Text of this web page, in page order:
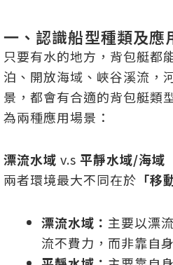
一、認識船型種類及應
只要有水的地方，背包艇都
泊、開放海域、峽谷溪流，
景，都會有合適的背包艇類
為兩種應用場景：
漂流水域 v.s 平靜水域/海域
兩者環境最大不同在於 「移
漂流水域： 主要以漂
流不費力，而非靠自